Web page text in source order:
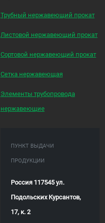
Трубный нержавеющий прокат
Листовой нержавеющий прокат
Сортовой нержавеющий прокат
Сетка нержавеющая
Элементы трубопровода
нержавеющие
ПУНКТ ВЫДАЧИ
ПРОДУКЦИИ
Россия 117545 ул.
Подольских Курсантов,
17, к. 2